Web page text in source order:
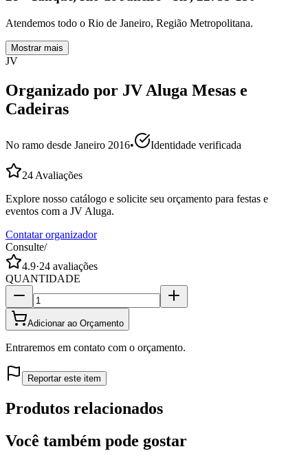
Atendemos todo o Rio de Janeiro, Região Metropolitana.
Mostrar mais
JV
Organizado por JV Aluga Mesas e
Cadeiras
No ramo desde Janeiro 2016• Identidade verificada
24 Avaliações
Explore nosso catálogo e solicite seu orçamento para festas e
eventos com a JV Aluga.
Contatar organizador
Consulte/
4.9·24 avaliações
QUANTIDADE
Adicionar ao Orçamento
Entraremos em contato com o orçamento.
Reportar este item
Produtos relacionados
Você também pode gostar